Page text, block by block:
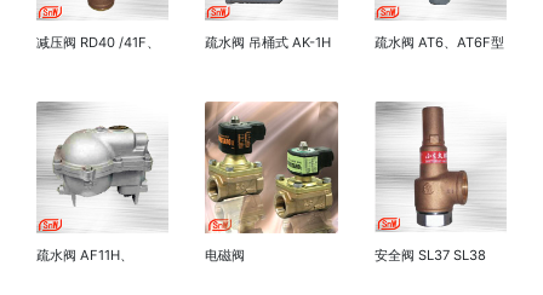
减压阀 RD40 /41F、
疏水阀 吊桶式 AK-1H
疏水阀 AT6、AT6F型
疏水阀 AF11H、
电磁阀
安全阀 SL37 SL38